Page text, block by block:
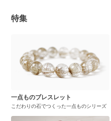
特集
一点ものブレスレット
こだわりの石でつくった一点ものシリーズ